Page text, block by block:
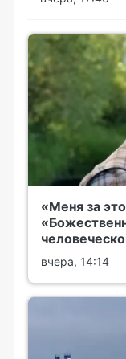
«Меня за
вчера, 14:14